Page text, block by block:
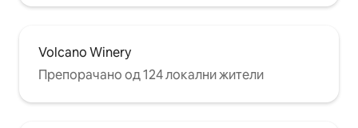
Volcano Winery
Препорачано од 124 локални жители